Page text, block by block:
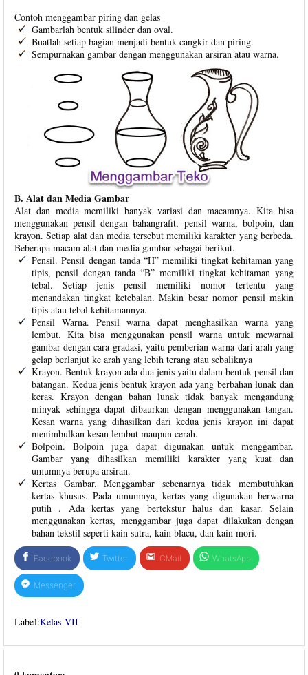
Contoh menggambar piring dan gelas
Gambarlah bentuk silinder dan oval.
Buatlah setiap bagian menjadi bentuk cangkir dan piring.
Sempurnakan gambar dengan menggunakan arsiran atau warna.
B. Alat dan Media Gambar
Alat dan media memiliki banyak variasi dan macamnya. Kita bisa
menggunakan pensil dengan bahangrafit, pensil warna, bolpoin, dan
krayon. Setiap alat dan media tersebut memiliki karakter yang berbeda.
Beberapa macam alat dan media gambar sebagai berikut.
Pensil. Pensil dengan tanda “H” memiliki tingkat kehitaman yang
tipis, pensil dengan tanda “B” memiliki tingkat kehitaman yang
tebal. Setiap jenis pensil memiliki nomor tertentu yang
menandakan tingkat ketebalan. Makin besar nomor pensil makin
tipis atau tebal kehitamannya.
Pensil Warna. Pensil warna dapat menghasilkan warna yang
lembut. Kita bisa menggunakan pensil warna untuk mewarnai
gambar dengan cara gradasi, yaitu pemberian warna dari arah yang
gelap berlanjut ke arah yang lebih terang atau sebaliknya
Krayon. Bentuk krayon ada dua jenis yaitu dalam bentuk pensil dan
batangan. Kedua jenis bentuk krayon ada yang berbahan lunak dan
keras. Krayon dengan bahan lunak tidak banyak mengandung
minyak sehingga dapat dibaurkan dengan menggunakan tangan.
Kesan warna yang dihasilkan dari kedua jenis krayon ini dapat
menimbulkan kesan lembut maupun cerah.
Bolpoin. Bolpoin juga dapat digunakan untuk menggambar.
Gambar yang dihasilkan memiliki karakter yang kuat dan
umumnya berupa arsiran.
Kertas Gambar. Menggambar sebenarnya tidak membutuhkan
kertas khusus. Pada umumnya, kertas yang digunakan berwarna
putih . Ada kertas yang bertekstur halus dan kasar. Selain
menggunakan kertas, menggambar juga dapat dilakukan dengan
bahan tekstil seperti kain sutra, kain blacu, dan kain mori.
Facebook Twitter GMail WhatsApp
Messenger
Label:Kelas VII